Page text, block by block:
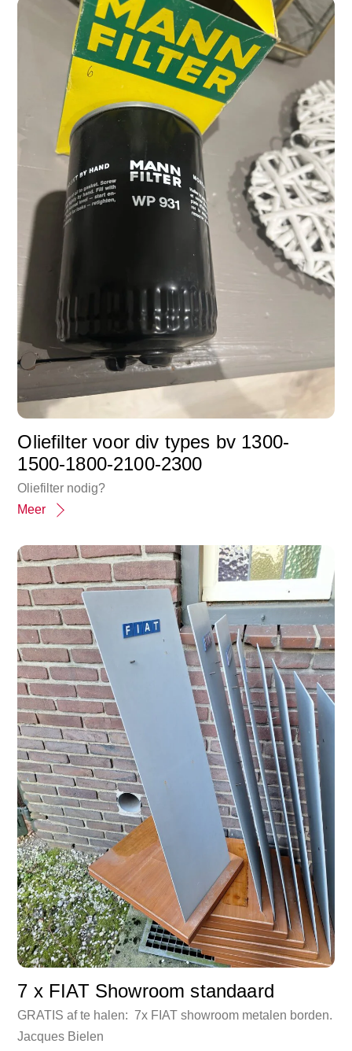
Oliefilter voor div types bv 1300-
1500-1800-2100-2300
Oliefilter nodig?
Meer
7 x FIAT Showroom standaard
GRATIS af te halen: 7x FIAT showroom metalen borden.
Jacques Bielen